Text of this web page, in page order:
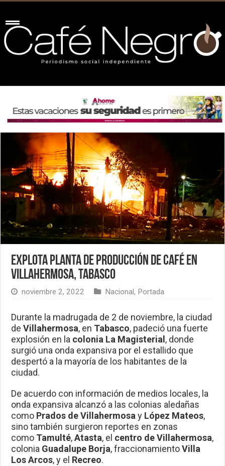
Explota planta de producción de café en
Villahermosa, Tabasco
noviembre 2, 2022 Nacional, Portada
Durante la madrugada de 2 de noviembre, la ciudad
deVillahermosa, en Tabasco, padeció una fuerte
explosión en la colonia La Magisterial , donde
surgió una onda expansiva por el estallido que
despertó a la mayoría de los habitantes de la
ciudad.
De acuerdo con información de medios locales, la
onda expansiva alcanzó a las colonias aledañas
como Prados de Villahermosay López Mateos,
sino también surgieron reportes en zonas
como Tamulté,Atasta, el centro de Villahermosa,
colonia Guadalupe Borja, fraccionamientoVilla
Los Arcos, y el Recreo.